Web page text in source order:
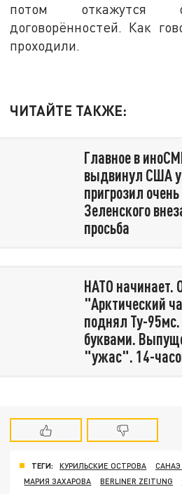
потом откажутся
договорённостей. Как
проходили.
ЧИТАЙТЕ ТАКЖЕ:
Главное в
выдвинул США
пригрозил
Зеленского
просьба
НАТО начинает.
"Арктический
поднял Ту-
буквами.
"ужас". 14-
ТЕГИ: КУРИЛЬСКИЕ ОСТРОВА
МАРИЯ ЗАХАРОВА
BERLINER ZEITUNG